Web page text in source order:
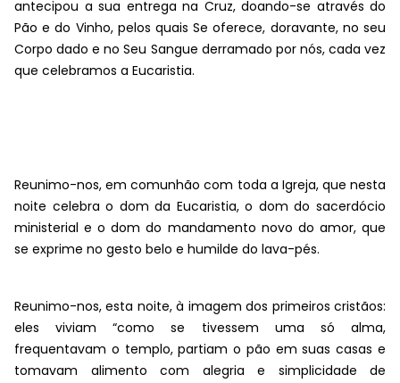
antecipou a sua entrega na Cruz, doando-se através do
Pão e do Vinho, pelos quais Se oferece, doravante, no seu
Corpo dado e no Seu Sangue derramado por nós, cada vez
que celebramos a Eucaristia.
Reunimo-nos, em comunhão com toda a Igreja, que nesta
noite celebra o dom da Eucaristia, o dom do sacerdócio
ministerial e o dom do mandamento novo do amor, que
se exprime no gesto belo e humilde do lava-pés.
Reunimo-nos, esta noite, à imagem dos primeiros cristãos:
eles viviam “como se tivessem uma só alma,
frequentavam o templo, partiam o pão em suas casas e
tomavam alimento com alegria e simplicidade de